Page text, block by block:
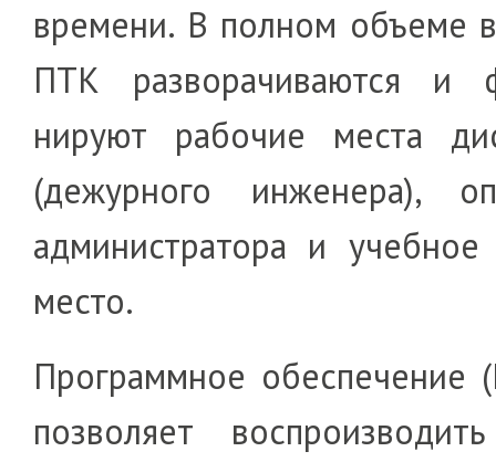
време­ни. В пол­ном объеме
ПТК разво­ра­чи­ва­ются и
нируют рабочие места
(дежурного инженера),
адми­ни­ст­­ра­тора и
место.
Программное
позволяет